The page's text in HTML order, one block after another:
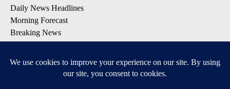
Daily News Headlines
Morning Forecast
Breaking News
Coronavirus Updates